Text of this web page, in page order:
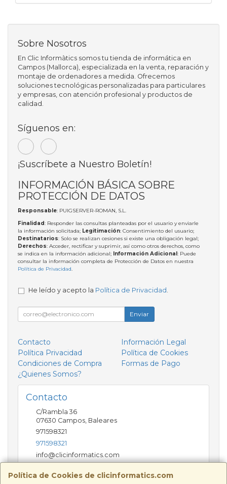
Política de Cookies de clicinformatics.com
Sobre Nosotros
En Clic Informàtics somos tu tienda de informática en
Campos (Mallorca), especializada en la venta, reparación y
montaje de ordenadores a medida. Ofrecemos
soluciones tecnológicas personalizadas para particulares
y empresas, con atención profesional y productos de
calidad.
Síguenos en:
¡Suscríbete a Nuestro Boletín!
INFORMACIÓN BÁSICA SOBRE
PROTECCIÓN DE DATOS
Responsable: PUIGSERVER-ROMAN, S.L.
Finalidad: Responder las consultas planteadas por el usuario y enviarle
la información solicitada; Legitimación: Consentimiento del usuario;
Destinatarios: Solo se realizan cesiones si existe una obligación legal;
Derechos: Acceder, rectificar y suprimir, así como otros derechos, como
se indica en la información adicional; Información Adicional: Puede
consultar la información completa de Protección de Datos en nuestra
Política de Privacidad.
He leído y acepto la Política de Privacidad
Enviar
Contacto
Información Legal
Política Privacidad
Política de Cookies
Condiciones de Compra
Formas de Pago
¿Quienes Somos?
Contacto
C/Rambla 36
07630 Campos Baleares
971598321
971598321
info@clicinformatics.com